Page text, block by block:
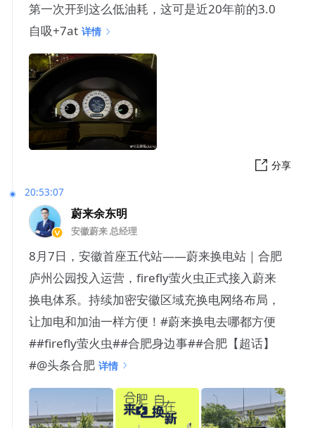
第一次开到这么低油耗，这可是近20年前的3.0
自吸+7at 详情
分享
20:53:07
蔚来余东明
安徽蔚来 总经理
8月7日，安徽首座五代站——蔚来换电站｜合肥
庐州公园投入运营，firefly萤火虫正式接入蔚来
换电体系。持续加密安徽区域充换电网络布局，
让加电和加油一样方便！#蔚来换电去哪都方便
##firefly萤火虫##合肥身边事##合肥【超话】
#@头条合肥 详情